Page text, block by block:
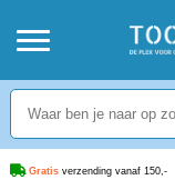
Gratis verzending vanaf 150,-